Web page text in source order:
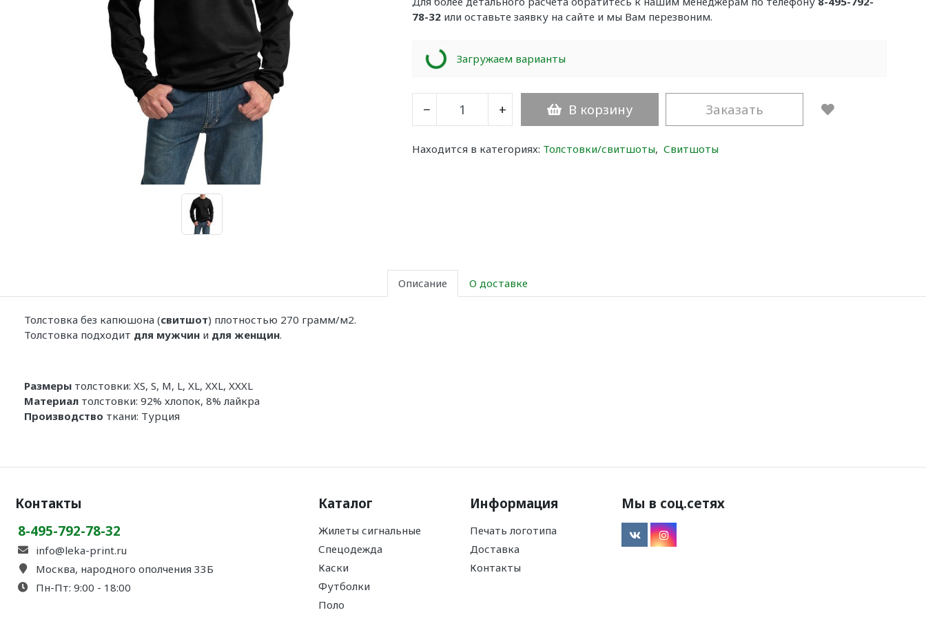
78-32 или оставьте заявку на сайте и мы Вам перезвоним.
Loading...Загружаем варианты
− + В корзину Заказать
Находится в категориях: Толстовки/свитшоты, Свитшоты
Описание О доставке
Толстовка без капюшона (свитшот) плотностью 270 грамм/м2.
Толстовка подходит для мужчини для женщин.
Размерытолстовки: XS, S, M, L, XL, XXL, XXXL
Материалтолстовки: 92% хлопок, 8% лайкра
Производство ткани: Турция
Контакты
8-495-792-78-32
info@leka-print.ru
Москва, народного ополчения 33Б
Пн-Пт: 9:00 - 18:00
Каталог
Жилеты сигнальные
Спецодежда
Каски
Футболки
Поло
Информация
Печать логотипа
Доставка
Контакты
Мы в соц.сетях